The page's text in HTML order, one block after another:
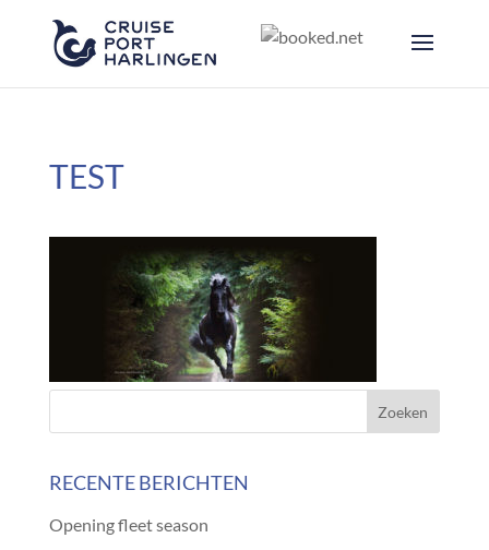
TEST
RECENTE BERICHTEN
Opening fleet season